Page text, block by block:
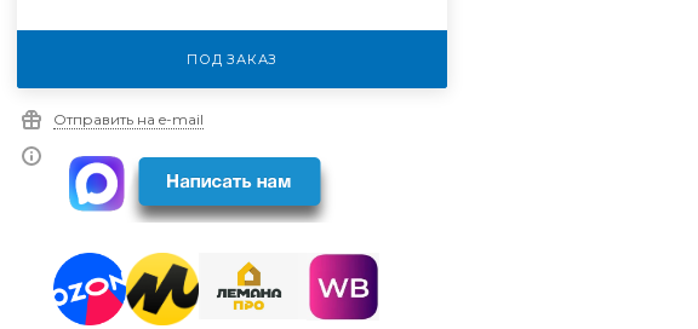
ПОД ЗАКАЗ
Отправить на e-mail